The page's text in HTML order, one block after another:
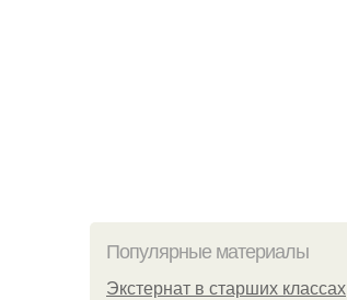
Популярные материалы
Экстернат в старших классах